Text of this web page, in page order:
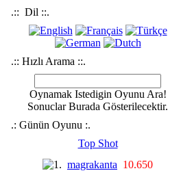
.:: Dil ::.
.:: Hızlı Arama ::.
Oynamak Istedigin Oyunu Ara!
Sonuclar Burada Gösterilecektir.
.: Günün Oyunu :.
Top Shot
magrakanta 10.650